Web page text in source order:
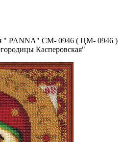
" PANNA" CM- 0946 ( ЦМ- 0946 )
Касперовская"